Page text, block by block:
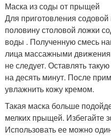
Маска из соды от прыщей
Для приготовления
половину столовой ложки
воды . Полученную смесь
лица массажными
не следует. Оставлять
на десять минут. После
увлажнить кожу кремом.
Такая маска больше
мелких прыщей. Избегайте
Использовать ее можно